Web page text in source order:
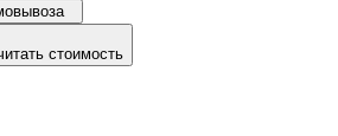
стоимость